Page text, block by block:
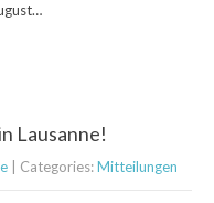
Lausanne!
| Categories:Mitteilungen